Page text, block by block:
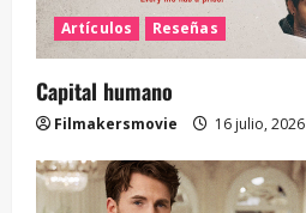
Artículos Reseñas
Capital humano
Filmakersmovie 16 julio, 2026